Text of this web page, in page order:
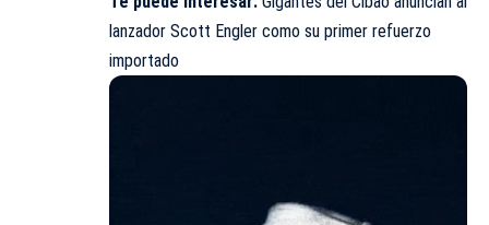
lanzador Scott Engler como su primer refuerzo
importado